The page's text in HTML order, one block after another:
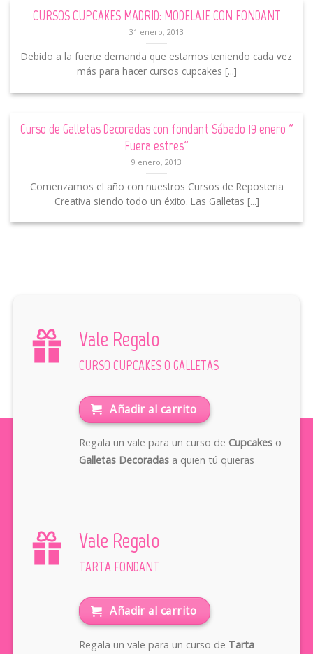
CURSOS CUPCAKES MADRID: MODELAJE CON FONDANT
31 enero, 2013
Debido a la fuerte demanda que estamos teniendo cada vez
más para hacer cursos cupcakes [...]
Curso de Galletas Decoradas con fondant Sábado 19 enero ”
Fuera estres”
9 enero, 2013
Comenzamos el año con nuestros Cursos de Reposteria
Creativa siendo todo un éxito. Las Galletas [...]
Vale Regalo
CURSO CUPCAKES O GALLETAS
Añadir al carrito
Regala un vale para un curso de Cupcakeso
Galletas Decoradasa quien tú quieras
Vale Regalo
TARTA FONDANT
Añadir al carrito
Regala un vale para un curso de Tarta